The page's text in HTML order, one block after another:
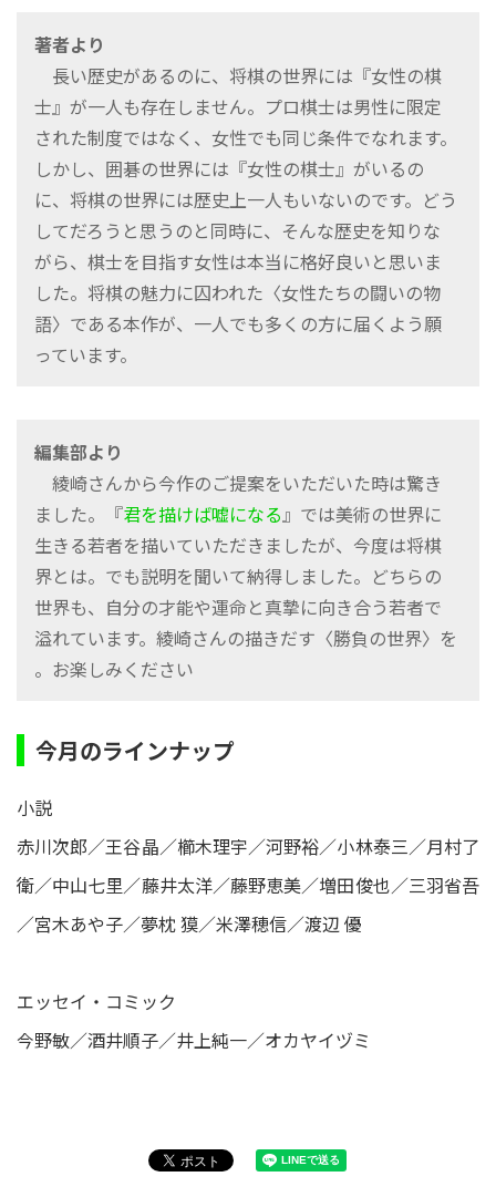
著者より
長い歴史があるのに、将棋の世界には『女性の棋
士』が一人も存在しません。プロ棋士は男性に限定
された制度ではなく、女性でも同じ条件でなれます。
しかし、囲碁の世界には『女性の棋士』がいるの
に、将棋の世界には歴史上一人もいないのです。どう
してだろうと思うのと同時に、そんな歴史を知りな
がら、棋士を目指す女性は本当に格好良いと思いま
した。将棋の魅力に囚われた〈女性たちの闘いの物
語〉である本作が、一人でも多くの方に届くよう願
っています。
編集部より
綾崎さんから今作のご提案をいただいた時は驚き
君を描けば嘘になる』では美術の世界に
生きる若者を描いていただきましたが、今度は将棋
界とは。でも説明を聞いて納得しました。どちらの
世界も、自分の才能や運命と真摯に向き合う若者で
溢れています。綾崎さんの描きだす〈勝負の世界〉を
今月のラインナップ
小説
赤川次郎／王谷晶／櫛木理宇／河野裕／小林泰三／月村了
衛／中山七里／藤井太洋／藤野恵美／増田俊也／三羽省吾
／宮木あや子／夢枕 獏／米澤穂信／渡辺 優
エッセイ・コミック
今野敏／酒井順子／井上純一／オカヤイヅミ